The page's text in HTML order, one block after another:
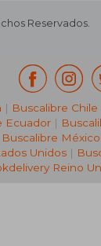
Reservados.
| Buscalibre Chile
Ecuador |
Buscalibre México
Unidos|
Reino